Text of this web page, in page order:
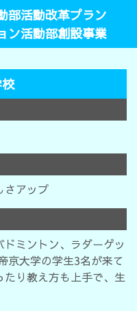
活動改革プラン
ン活動部創設事業
さアップ
ミントン、ラダーゲッ
京大学の学生3名が来て
り教え方も上手で、生